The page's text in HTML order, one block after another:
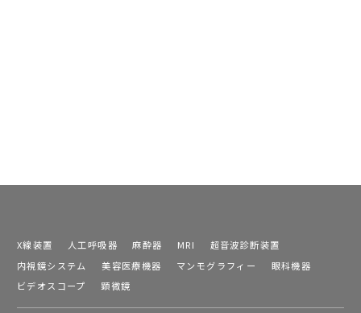
X線装置 人工呼吸器 麻酔器 MRI
超音波診断装置
内視鏡システム
美容医療機器 マンモグラフィー
眼科機器
ビデオスコープ
顕微鏡